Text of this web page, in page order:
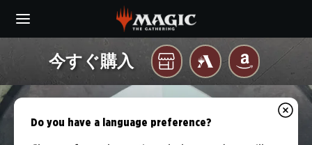
main
『フ
ァ
イ
今すぐ購入
お
近
く
の
MTG
ARENA
AMAZON
Do you have a language preference?